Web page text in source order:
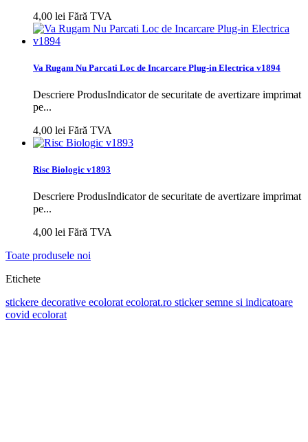
4,00 lei Fără TVA
Va Rugam Nu Parcati Loc de Incarcare Plug-in Electrica v1894
Descriere ProdusIndicator de securitate de avertizare imprimat
pe...
4,00 lei Fără TVA
Risc Biologic v1893
Descriere ProdusIndicator de securitate de avertizare imprimat
pe...
4,00 lei Fără TVA
Toate produsele noi
Etichete
stickere decorative ecolorat ecolorat.ro stickersemne si indicatoare
covid ecolorat